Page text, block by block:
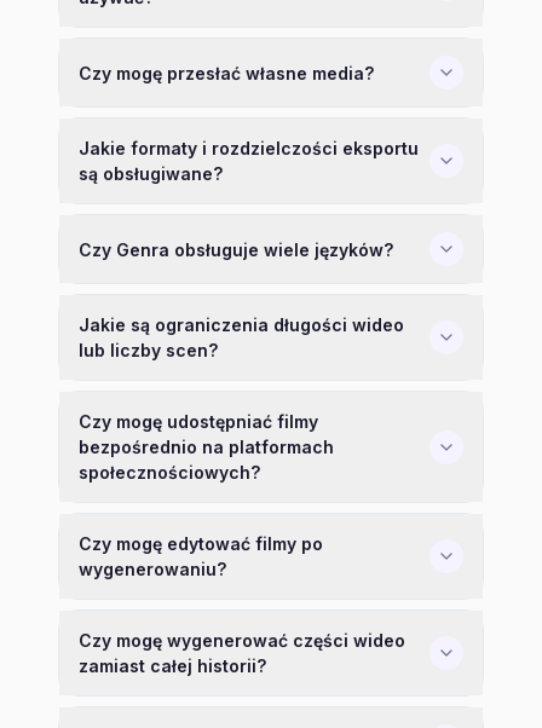
Czy mogę przesłać własne media?
Jakie formaty i rozdzielczości eksportu
są obsługiwane?
Czy Genra obsługuje wiele języków?
Jakie są ograniczenia długości wideo
lub liczby scen?
Czy mogę udostępniać filmy
bezpośrednio na platformach
społecznościowych?
Czy mogę edytować filmy po
wygenerowaniu?
Czy mogę wygenerować części wideo
zamiast całej historii?